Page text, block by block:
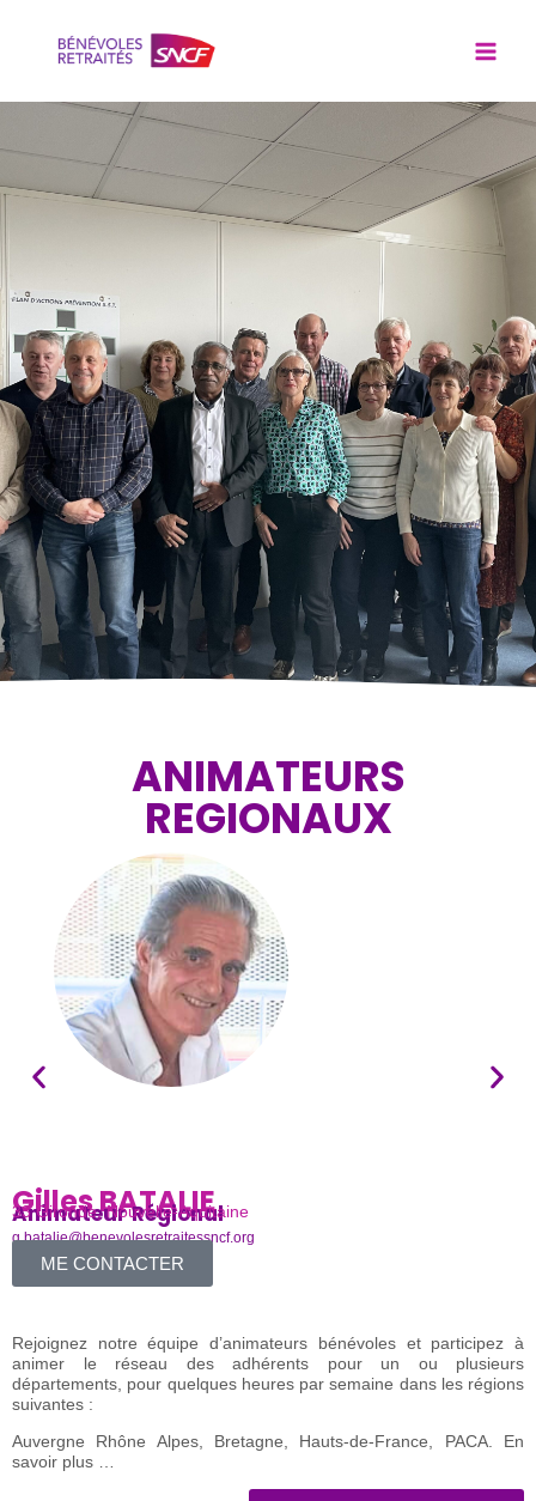
ANIMATEURS
REGIONAUX
Gilles BATALIE
Animateur Régional
33 Gironde,Nouvelle-Aquitaine
Adresse mail :
g.batalie@benevolesretraitessncf.org
ME CONTACTER
Rejoignez notre équipe d’animateurs bénévoles et participez à
animer le réseau des adhérents pour un ou plusieurs
départements, pour quelques heures par semaine dans les régions
suivantes :
Auvergne Rhône Alpes, Bretagne, Hauts-de-France, PACA. En
savoir plus …